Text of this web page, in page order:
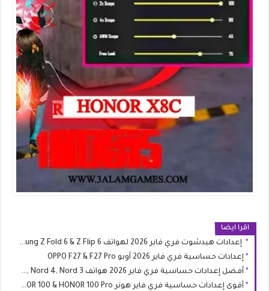
اقرا ايضا
إعدادات هيدشوت فري فاير 2026 لهواتف Samsung Z Fold 6 & Z Flip 6
إعدادات حساسية فري فاير 2026 أوبو OPPO F27 & F27 Pro
أفضل إعدادات حساسية فري فاير 2026 هواتف OnePlus Nord 5, Nord 4, Nord 3
أقوى إعدادات حساسية فري فاير هونر HONOR 100 & HONOR 100 Pro